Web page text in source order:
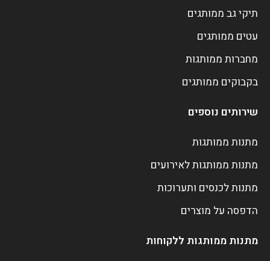
תיקי גב ממותגים
עטים ממותגים
מחברות ממותגות
בקבוקים ממותגים
שירותים נוספים
מתנות ממותגות
מתנות ממותגות לאירועים
מתנות לכנסים ותערוכות
הדפסה על מוצרים
מתנות ממותגות ללקוחות